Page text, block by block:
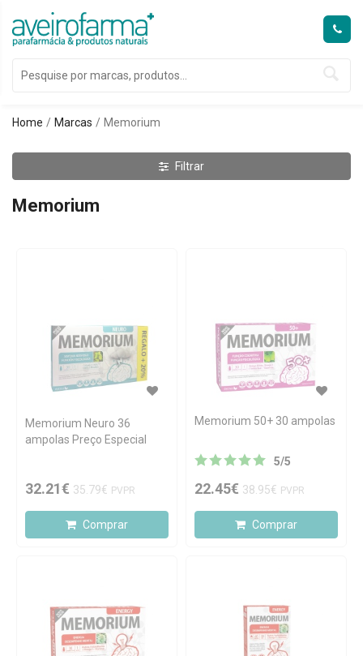
Home Marcas Memorium
Filtrar
Memorium
Memorium Neuro 36
ampolas Preço Especial
32.21€ 35.79€ PVPR
Comprar
Memorium 50+ 30 ampolas
5/5
22.45€ 38.95€ PVPR
Comprar